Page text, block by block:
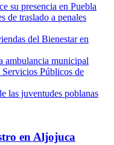
su presencia en Puebla
de traslado a penales
del Bienestar en
ambulancia municipal
Públicos de
las juventudes poblanas
en Aljojuca